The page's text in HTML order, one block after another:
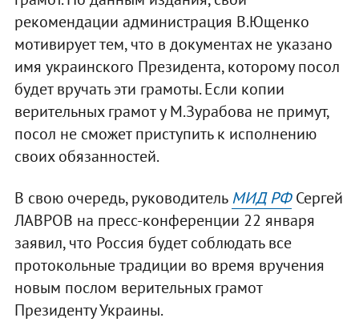
рекомендации администрация В.Ющенко
мотивирует тем, что в документах не указано
имя украинского Президента, которому посол
будет вручать эти грамоты. Если копии
верительных грамот у М.Зурабова не примут,
посол не сможет приступить к исполнению
своих обязанностей.
В свою очередь, руководительМИД РФСергей
ЛАВРОВ на пресс-конференции 22 января
заявил, что Россия будет соблюдать все
протокольные традиции во время вручения
новым послом верительных грамот
Президенту Украины.